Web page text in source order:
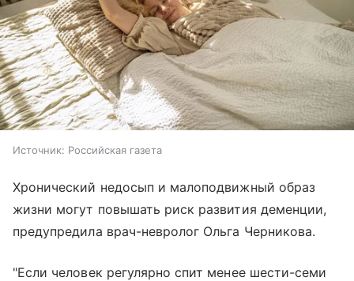
Источник: Российская газета
Хронический недосып и малоподвижный образ
жизни могут повышать риск развития деменции,
предупредила врач-невролог Ольга Черникова.
"Если человек регулярно спит менее шести-семи